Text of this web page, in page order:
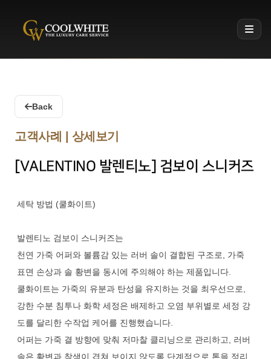
Coolwhite
Back
고객사례 | 상세보기
[VALENTINO 발렌티노] 검보이 스니커즈
세탁 방법 (쿨화이트)
발렌티노 검보이 스니커즈는
천연 가죽 어퍼와 볼륨감 있는 러버 솔이 결합된 구조로, 가죽
표면 손상과 솔 황변을 동시에 주의해야 하는 제품입니다.
쿨화이트는 가죽의 유분과 탄성을 유지하는 것을 최우선으로,
강한 수분 침투나 화학 세정은 배제하고 오염 부위별로 세정 강
도를 달리한 수작업 케어를 진행했습니다.
어퍼는 가죽 결 방향에 맞춰 저마찰 클리닝으로 관리하고, 러버
솔은 황변과 착색이 겹쳐 보이지 않도록 단계적으로 톤을 정리